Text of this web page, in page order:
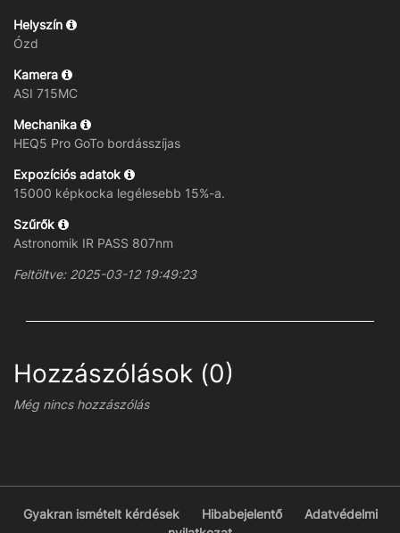
Helyszín
Ózd
Kamera
ASI 715MC
Mechanika
HEQ5 Pro GoTo bordásszíjas
Expozíciós adatok
15000 képkocka legélesebb 15%-a.
Szűrők
Astronomik IR PASS 807nm
Feltöltve: 2025-03-12 19:49:23
Hozzászólások (0)
Még nincs hozzászólás
Gyakran ismételt kérdések Hibabejelentő
Adatvédelmi